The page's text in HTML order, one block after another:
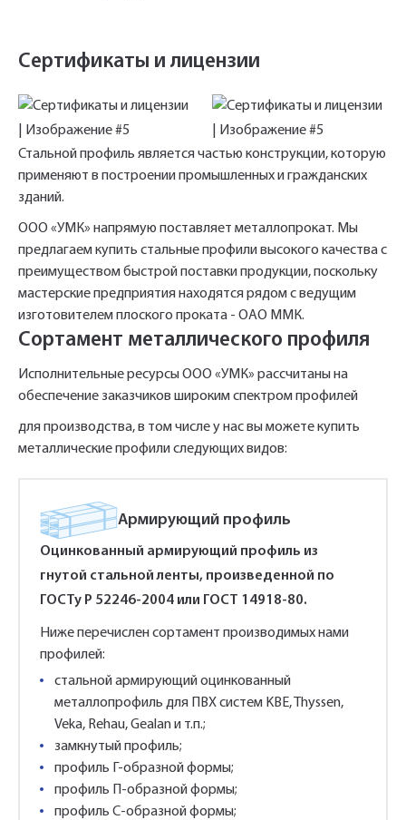
Сертификаты и лицензии
Стальной профиль является частью конструкции, которую
применяют в построении промышленных и гражданских
зданий.
ООО «УМК» напрямую поставляет металлопрокат. Мы
предлагаем купить стальные профили высокого качества с
преимуществом быстрой поставки продукции, поскольку
мастерские предприятия находятся рядом с ведущим
изготовителем плоского проката - ОАО ММК.
Сортамент металлического профиля
Исполнительные ресурсы ООО «УМК» рассчитаны на
обеспечение заказчиков широким спектром профилей
для производства, в том числе у нас вы можете купить
металлические профили следующих видов:
Армирующий профиль
Оцинкованный армирующий профиль из
гнутой стальной ленты, произведенной по
ГОСТу Р 52246-2004 или ГОСТ 14918-80.
Ниже перечислен сортамент производимых нами
профилей:
стальной армирующий оцинкованный
металлопрофиль для ПВХ систем KBE, Thyssen,
Veka, Rehau, Gealan и т.п.;
замкнутый профиль;
профиль Г-образной формы;
профиль П-образной формы;
профиль С-образной формы;